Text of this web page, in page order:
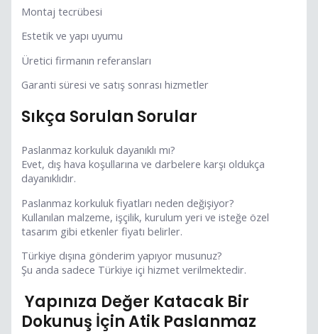
Montaj tecrübesi
Estetik ve yapı uyumu
Üretici firmanın referansları
Garanti süresi ve satış sonrası hizmetler
Sıkça Sorulan Sorular
Paslanmaz korkuluk dayanıklı mı?
Evet, dış hava koşullarına ve darbelere karşı oldukça
dayanıklıdır.
Paslanmaz korkuluk fiyatları neden değişiyor?
Kullanılan malzeme, işçilik, kurulum yeri ve isteğe özel
tasarım gibi etkenler fiyatı belirler.
Türkiye dışına gönderim yapıyor musunuz?
Şu anda sadece Türkiye içi hizmet verilmektedir.
Yapınıza Değer Katacak Bir
Dokunuş İçin Atik Paslanmaz